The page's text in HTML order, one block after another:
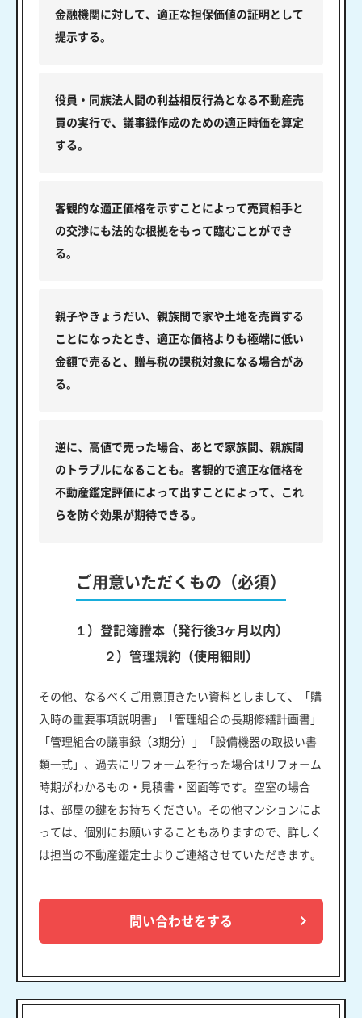
金融機関に対して、適正な担保価値の証明として
提示する。
役員・同族法人間の利益相反行為となる不動産売
買の実行で、議事録作成のための適正時価を算定
する。
客観的な適正価格を示すことによって売買相手と
の交渉にも法的な根拠をもって臨むことができ
る。
親子やきょうだい、親族間で家や土地を売買する
ことになったとき、適正な価格よりも極端に低い
金額で売ると、贈与税の課税対象になる場合があ
る。
逆に、高値で売った場合、あとで家族間、親族間
のトラブルになることも。客観的で適正な価格を
不動産鑑定評価によって出すことによって、これ
らを防ぐ効果が期待できる。
ご用意いただくもの（必須）
１）登記簿謄本（発行後3ヶ月以内）
２）管理規約（使用細則）
その他、なるべくご用意頂きたい資料としまして、「購
入時の重要事項説明書」「管理組合の長期修繕計画書」
「管理組合の議事録（3期分）」「設備機器の取扱い書
類一式」、過去にリフォームを行った場合はリフォーム
時期がわかるもの・見積書・図面等です。空室の場合
は、部屋の鍵をお持ちください。その他マンションによ
っては、個別にお願いすることもありますので、詳しく
は担当の不動産鑑定士よりご連絡させていただきます。
問い合わせをする